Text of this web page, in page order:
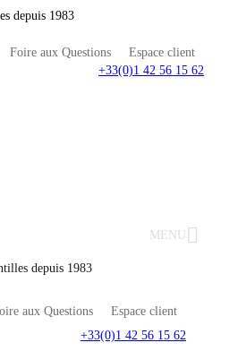
depuis 1983
Foire aux Questions
Espace client
+33(0)1 42 56 15 62
MENU
depuis 1983
aux Questions
Espace client
+33(0)1 42 56 15 62